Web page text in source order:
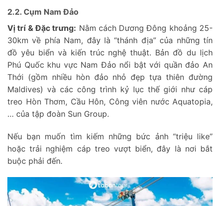
2.2. Cụm Nam Đảo
Vị trí & Đặc trưng: Nằm cách Dương Đông khoảng 25-
30km về phía Nam, đây là “thánh địa” của những tín
đồ yêu biển và kiến trúc nghệ thuật. Bản đồ du lịch
Phú Quốc khu vực Nam Đảo nổi bật với quần đảo An
Thới (gồm nhiều hòn đảo nhỏ đẹp tựa thiên đường
Maldives) và các công trình kỷ lục thế giới như cáp
treo Hòn Thơm, Cầu Hôn, Công viên nước Aquatopia,
… của tập đoàn Sun Group.
Nếu bạn muốn tìm kiếm những bức ảnh “triệu like”
hoặc trải nghiệm cáp treo vượt biển, đây là nơi bắt
buộc phải đến.